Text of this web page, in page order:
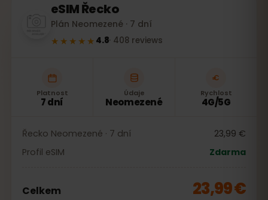
eSIMŘecko
Plán Neomezené · 7 dní
★★★★★ 4.8· 408 reviews
Platnost
7 dní
Údaje
Neomezené
Rychlost
4G/5G
Řecko Neomezené · 7 dní
23,99 €
Profil eSIM
Zdarma
Celkem 23,99 €